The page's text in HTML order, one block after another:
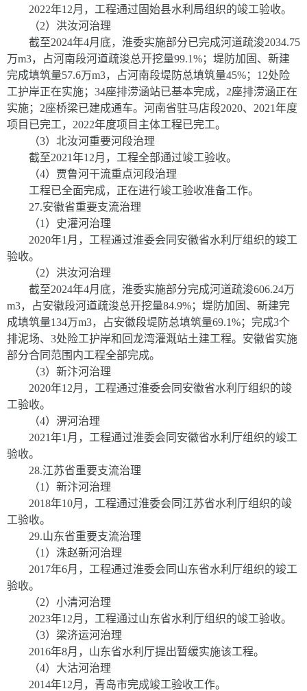
2022年1 2月，工程通过固始县水利局组织的竣工验收。
（2）洪汝河治理
截至2024年4月底，淮委实施部分已完成河道疏浚2034.75
万m3，占河南段河道疏浚总开挖量99.1%；堤防加固、新建
完成填筑量57.6万m3，占河南段堤防总填筑量45%； 12处险
工护岸正在实施； 34座排涝涵站已基本完成， 2座排涝涵正在
实施； 2座桥梁已建成通车。河南省驻马店段2020、 2021年度
项目已完工， 2022年度项目主体工程已完工。
（3）北汝河重要河段治理
截至2021年1 2月，工程全部通过竣工验收。
（4）贾鲁河干流重点河段治理
工程已全面完成，正在进行竣工验收准备工作。
27.安徽省重要支流治理
（1 ）史灌河治理
2020年1 月，工程通过淮委会同安徽省水利厅组织的竣工
验收。
（2）洪汝河治理
截至2024年4月底，淮委实施部分完成河道疏浚606.24万
m3，占安徽段河道疏浚总开挖量84.9%；堤防加固、新建完
成填筑量134万m3，占安徽段堤防总填筑量69.1%；完成3个
排泥场、 3处险工护岸和回龙湾灌溉站土建工程。安徽省实施
部分合同范围内工程全部完成。
（3）新汴河治理
2020年12月，工程通过淮委会同安徽省水利厅组织的竣
工验收。
（4）淠河治理
2021年1 月，工程通过淮委会同安徽省水利厅组织的竣工
验收。
28.江苏省重要支流治理
（1 ）新汴河治理
2018年10月，工程通过淮委会同江苏省水利厅组织的竣
工验收。
29.山东省重要支流治理
（1 ）洙赵新河治理
2017年6月，工程通过淮委会同山东省水利厅组织的竣工
验收。
（2）小清河治理
2023年12月，工程通过山东省水利厅组织的竣工验收。
（3）梁济运河治理
2016年8月，山东省水利厅提出暂缓实施该工程。
（4）大沽河治理
2014年12月，青岛市完成竣工验收工作。